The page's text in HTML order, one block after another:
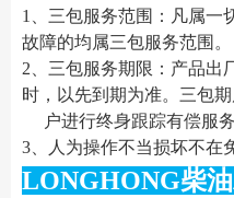
1、三包服务范围：凡属一
故障的均属三包服务范围。
2、三包服务期限：产品出
时，以先到期为准。三包
户进行终身跟踪有偿服务
3、人为操作不当损坏不在
LONGHONG柴